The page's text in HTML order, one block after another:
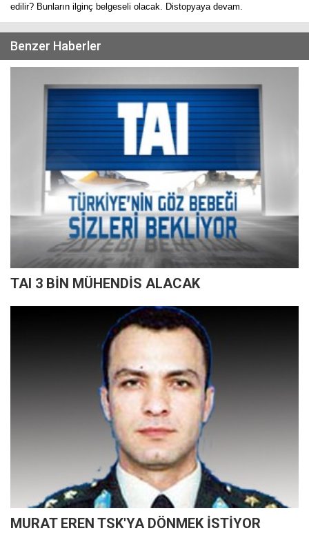
edilir? Bunların ilginç belgeseli olacak. Distopyaya devam.
Benzer Haberler
TAI 3 BİN MÜHENDİS ALACAK
MURAT EREN TSK'YA DÖNMEK İSTİYOR